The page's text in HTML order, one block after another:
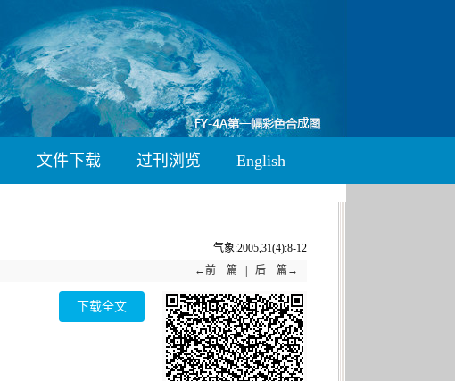
文件下载 过刊浏览 English
气象:2005,31(4):8-12
←前一篇 后一篇→
下载全文